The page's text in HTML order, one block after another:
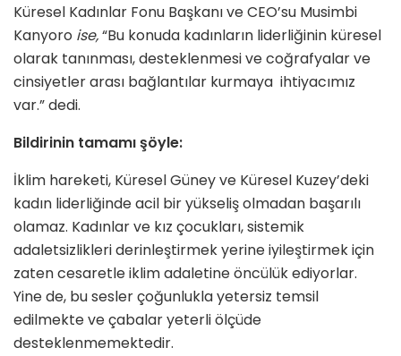
Küresel Kadınlar Fonu Başkanı ve CEO’su Musimbi
Kanyoro ise,“Bu konuda kadınların liderliğinin küresel
olarak tanınması, desteklenmesi ve coğrafyalar ve
cinsiyetler arası bağlantılar kurmaya ihtiyacımız
var.” dedi.
Bildirinin tamamı şöyle:
İklim hareketi, Küresel Güney ve Küresel Kuzey’deki
kadın liderliğinde acil bir yükseliş olmadan başarılı
olamaz. Kadınlar ve kız çocukları, sistemik
adaletsizlikleri derinleştirmek yerine iyileştirmek için
zaten cesaretle iklim adaletine öncülük ediyorlar.
Yine de, bu sesler çoğunlukla yetersiz temsil
edilmekte ve çabalar yeterli ölçüde
desteklenmemektedir.